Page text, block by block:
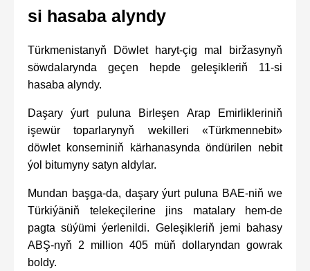
si hasaba alyndy
Türkmenistanyň Döwlet haryt-çig mal biržasynyň
söwdalarynda geçen hepde geleşikleriň 11-si
hasaba alyndy.
Daşary ýurt puluna Birleşen Arap Emirlikleriniň
işewür toparlarynyň wekilleri «Türkmennebit»
döwlet konserniniň kärhanasynda öndürilen nebit
ýol bitumyny satyn aldylar.
Mundan başga-da, daşary ýurt puluna BAE-niň we
Türkiýäniň telekeçilerine jins matalary hem-de
pagta süýümi ýerlenildi. Geleşikleriň jemi bahasy
ABŞ-nyň 2 million 405 müň dollaryndan gowrak
boldy.